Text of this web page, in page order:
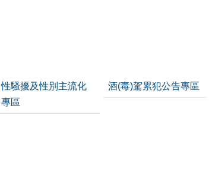
性騷擾及性別主流化
專區
酒(毒)駕累犯公告專區